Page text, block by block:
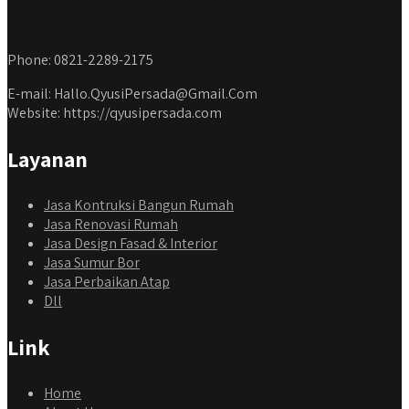
Phone: 0821-2289-2175
E-mail: Hallo.QyusiPersada@Gmail.Com
Website: https://qyusipersada.com
Layanan
Jasa Kontruksi Bangun Rumah
Jasa Renovasi Rumah
Jasa Design Fasad & Interior
Jasa Sumur Bor
Jasa Perbaikan Atap
Dll
Link
Home